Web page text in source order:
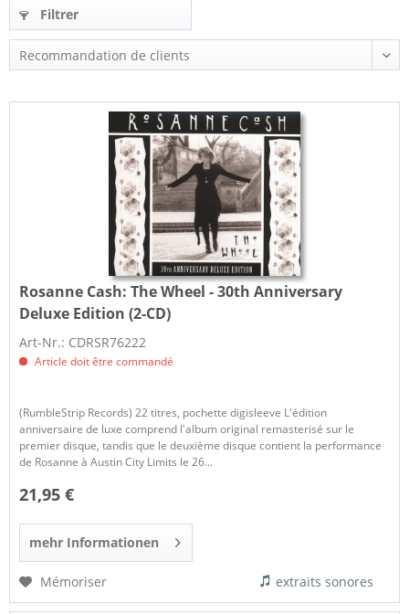
Filtrer
Rosanne Cash:The Wheel - 30th Anniversary
Deluxe Edition (2-CD)
Art-Nr.: CDRSR76222
Article doit être commandé
(RumbleStrip Records) 22 titres, pochette digisleeve L'édition
anniversaire de luxe comprend l'album original remasterisé sur le
premier disque, tandis que le deuxième disque contient la performance
de Rosanne à Austin City Limits le 26...
21,95 €
mehr Informationen
Mémoriser extraits sonores